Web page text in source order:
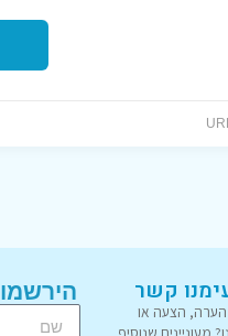
קשר
הצעה או